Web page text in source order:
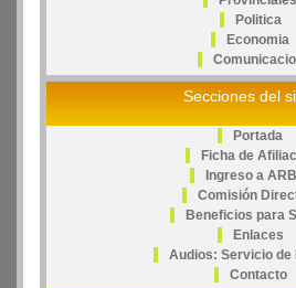
Politica
Economia
Secciones del
Portada
Ficha de
Ingreso a
Comisión
Beneficios para
Enlaces
Audios: Servicio de
Contacto